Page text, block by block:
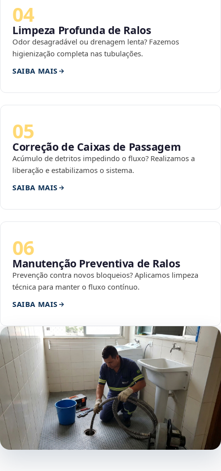
04
Limpeza Profunda de Ralos
Odor desagradável ou drenagem lenta? Fazemos
higienização completa nas tubulações.
SAIBA MAIS
05
Correção de Caixas de Passagem
Acúmulo de detritos impedindo o fluxo? Realizamos a
liberação e estabilizamos o sistema.
SAIBA MAIS
06
Manutenção Preventiva de Ralos
Prevenção contra novos bloqueios? Aplicamos limpeza
técnica para manter o fluxo contínuo.
SAIBA MAIS